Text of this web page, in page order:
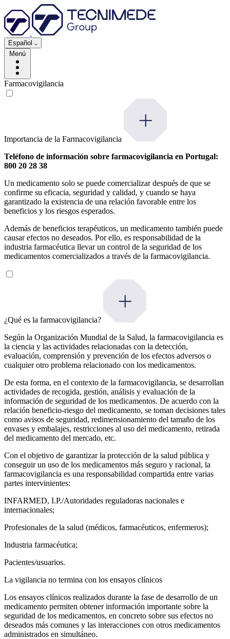
Español
Menú
Farmacovigilancia
Importancia de la Farmacovigilancia
Teléfono de información sobre farmacovigilancia en Portugal:
800 20 28 38
Un medicamento solo se puede comercializar después de que se
confirme su eficacia, seguridad y calidad, y cuando se haya
garantizado la existencia de una relación favorable entre los
beneficios y los riesgos esperados.
Además de beneficios terapéuticos, un medicamento también puede
causar efectos no deseados. Por ello, es responsabilidad de la
industria farmacéutica llevar un control de la seguridad de los
medicamentos comercializados a través de la farmacovigilancia.
¿Qué es la farmacovigilancia?
Según la Organización Mundial de la Salud, la farmacovigilancia es
la ciencia y las actividades relacionadas con la detección,
evaluación, comprensión y prevención de los efectos adversos o
cualquier otro problema relacionado con los medicamentos.
De esta forma, en el contexto de la farmacovigilancia, se desarrollan
actividades de recogida, gestión, análisis y evaluación de la
información de seguridad de los medicamentos. De acuerdo con la
relación beneficio-riesgo del medicamento, se toman decisiones tales
como avisos de seguridad, redimensionamiento del tamaño de los
envases y embalajes, restricciones al uso del medicamento, retirada
del medicamento del mercado, etc.
Con el objetivo de garantizar la protección de la salud pública y
conseguir un uso de los medicamentos más seguro y racional, la
farmacovigilancia es una responsabilidad compartida entre varias
partes intervinientes:
INFARMED, I.P./Autoridades reguladoras nacionales e
internacionales;
Profesionales de la salud (médicos, farmacéuticos, enfermeros);
Industria farmacéutica;
Pacientes/usuarios.
La vigilancia no termina con los ensayos clínicos
Los ensayos clínicos realizados durante la fase de desarrollo de un
medicamento permiten obtener información importante sobre la
seguridad de los medicamentos, en concreto sobre sus efectos no
deseados más comunes y las interacciones con otros medicamentos
administrados en simultáneo.